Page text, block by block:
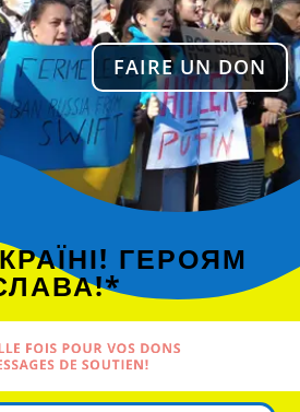
FAIRE UN DON
ГЕРОЯМ
FOIS POUR VOS DONS
DE SOUTIEN!